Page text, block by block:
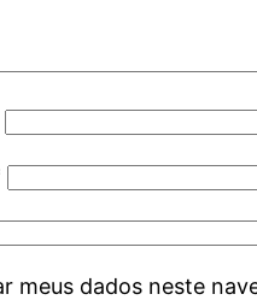
meus dados neste